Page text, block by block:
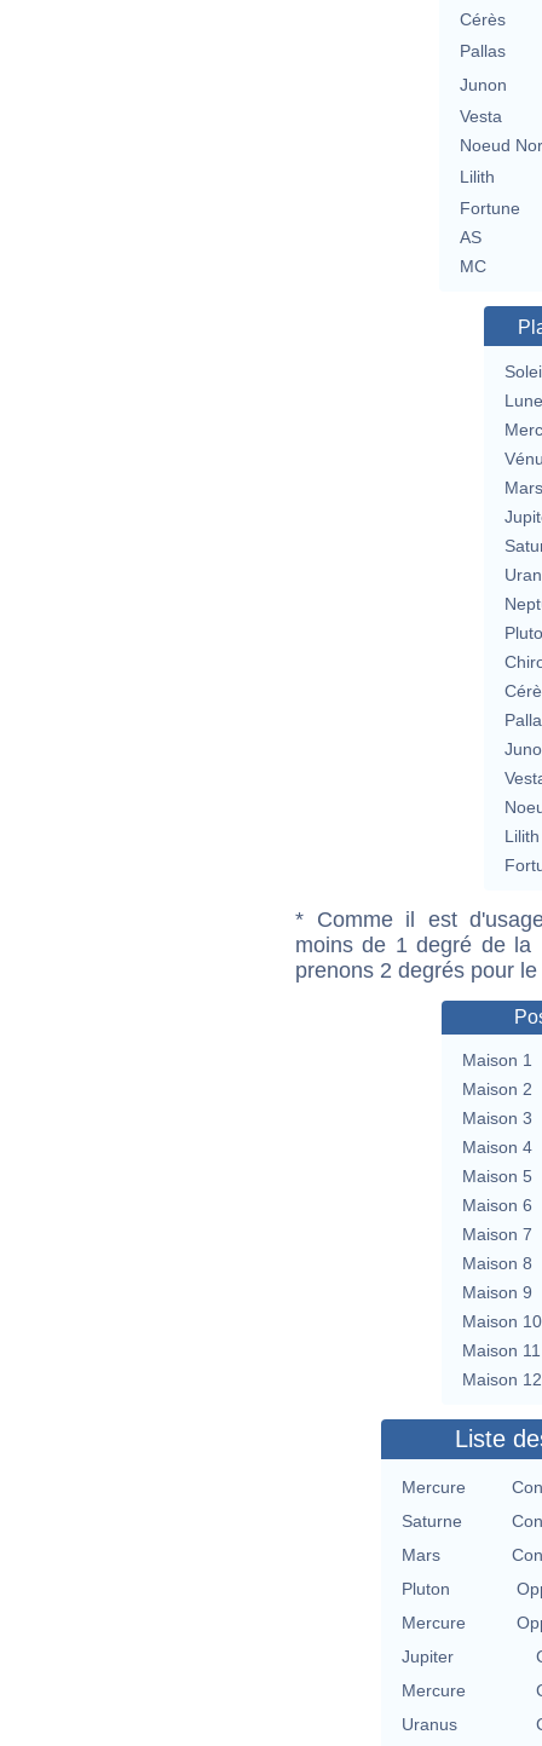
Cérès
Pallas
Junon
Vesta
Noeud
Lilith
Fortune
AS
MC
Lune
Mars
Lilith
* Comme il est
moins de 1 degré de la
prenons 2 degrés pour
Maison 1
Maison 2
Maison 3
Maison 4
Maison 5
Maison 6
Maison 7
Maison 8
Maison 9
Maison 10
Maison 11
Maison 12
Liste
Mercure
Saturne
Mars
Pluton
Mercure
Jupiter
Mercure
Uranus